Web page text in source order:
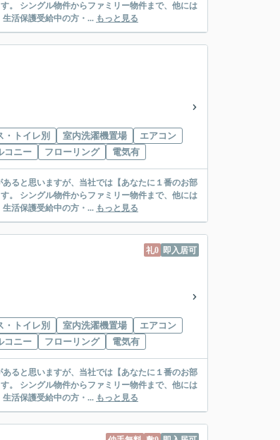
には
休職中の方・生活保護受給中の方・... もっと見る
・トイレ別 室内洗濯機置場
エアコン
コニー
フローリング 電気有
には
休職中の方・生活保護受給中の方・... もっと見る
礼0 即入居可
・トイレ別 室内洗濯機置場
エアコン
コニー
フローリング 電気有
には
休職中の方・生活保護受給中の方・... もっと見る